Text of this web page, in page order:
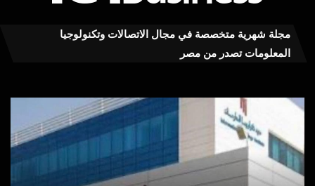
مجلة شهرية متخصصة في مجال الاتصالات وتكنولوجيا
المعلومات تصدر من مصر
أكاديمي
في
المؤتمر
السنوي
بعد